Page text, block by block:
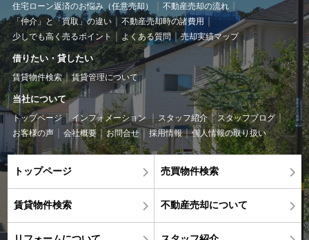
住宅ローン返済のお悩み（任意売却）
不動産売却の流れ
「仲介」と「買取」の違い
不動産売却時の諸費用
少しでも高く売るポイント
よくある質問 売却実績マップ
借りたい・貸したい
賃貸物件検索 賃貸管理について
当社について
トップページ インフォメーション スタッフ紹介
スタッフブログ
お客様の声
会社概要 お問合せ 採用情報 個人情報の取り扱い
トップページ 売買物件検索
賃貸物件検索 不動産売却について